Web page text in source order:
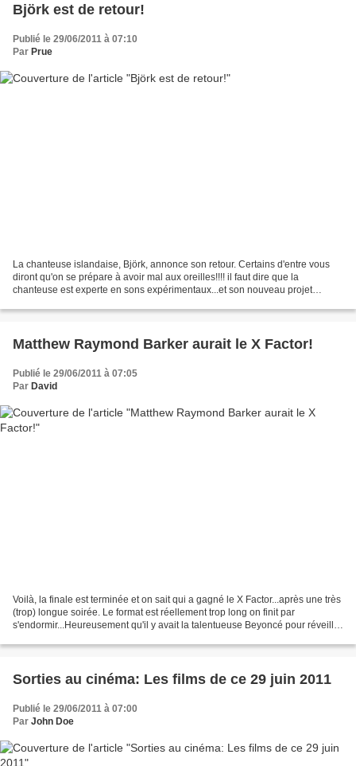
Björk est de retour!
Publié le 29/06/2011 à 07:10
Par Prue
La chanteuse islandaise, Björk, annonce son retour. Certains d'entre vous
diront qu'on se prépare à avoir mal aux oreilles!!!! il faut dire que la
chanteuse est experte en sons expérimentaux...et son nouveau projet
Matthew Raymond Barker aurait le X Factor!
Publié le 29/06/2011 à 07:05
Par David
Voilà, la finale est terminée et on sait qui a gagné le X Factor...après une très
(trop) longue soirée. Le format est réellement trop long on finit par
s'endormir...Heureusement qu'il y avait la talentueuse Beyoncé pour réveiller
Sorties au cinéma: Les films de ce 29 juin 2011
Publié le 29/06/2011 à 07:00
Par John Doe